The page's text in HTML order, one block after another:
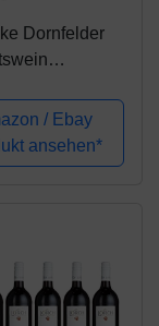
Dornfelder
/ Ebay
ansehen*